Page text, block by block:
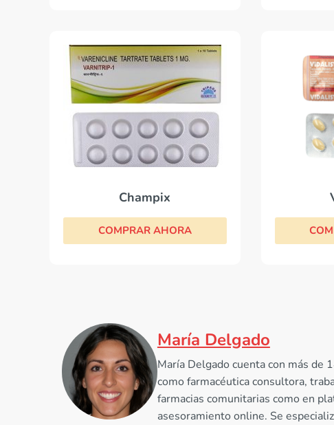
Champix
COMPRAR AHORA
María Delgado
María Delgado cuenta con más de
como farmacéutica consultora,
farmacias comunitarias como en
asesoramiento online. Se